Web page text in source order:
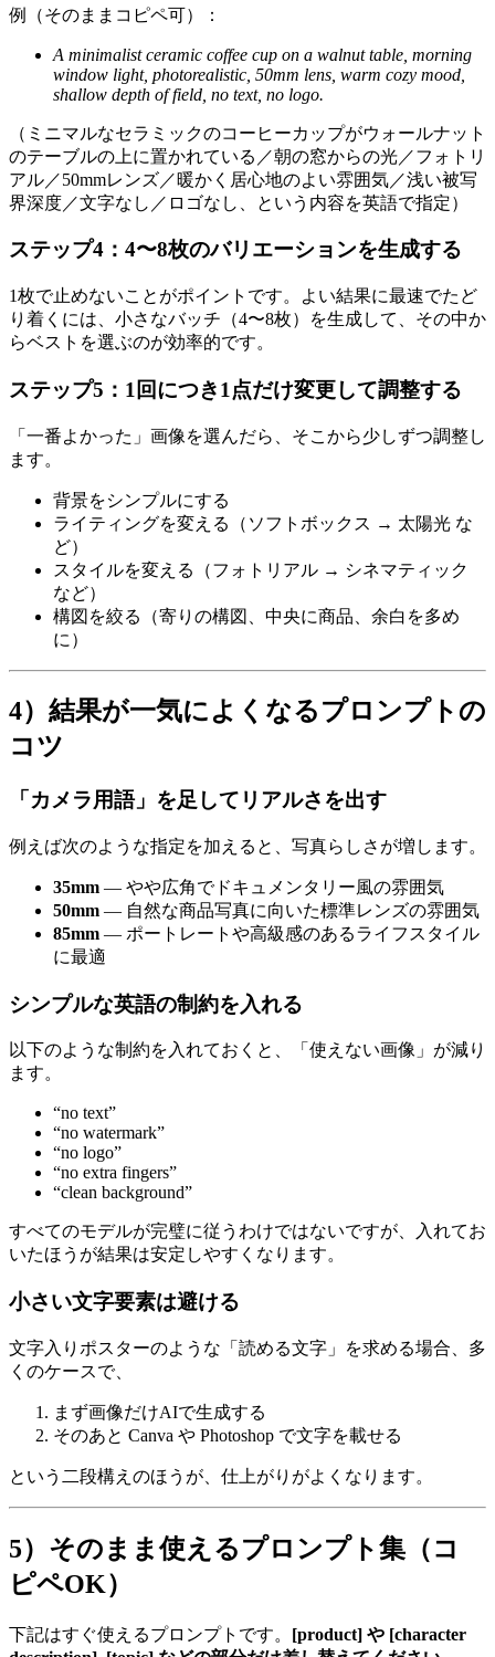
例（そのままコピペ可）：
A minimalist ceramic coffee cup on a walnut table, morning
window light, photorealistic, 50mm lens, warm cozy mood,
shallow depth of field, no text, no logo.
（ミニマルなセラミックのコーヒーカップがウォールナット
のテーブルの上に置かれている／朝の窓からの光／フォトリ
アル／50mmレンズ／暖かく居心地のよい雰囲気／浅い被写
界深度／文字なし／ロゴなし、という内容を英語で指定）
ステップ4：4〜8枚のバリエーションを生成する
1枚で止めないことがポイントです。よい結果に最速でたど
り着くには、小さなバッチ（4〜8枚）を生成して、その中か
らベストを選ぶのが効率的です。
ステップ5：1回につき1点だけ変更して調整する
「一番よかった」画像を選んだら、そこから少しずつ調整し
ます。
背景をシンプルにする
ライティングを変える（ソフトボックス → 太陽光 な
ど）
スタイルを変える（フォトリアル → シネマティック
など）
構図を絞る（寄りの構図、中央に商品、余白を多め
に）
4）結果が一気によくなるプロンプトの
コツ
「カメラ用語」を足してリアルさを出す
例えば次のような指定を加えると、写真らしさが増します。
35mm — やや広角でドキュメンタリー風の雰囲気
50mm — 自然な商品写真に向いた標準レンズの雰囲気
85mm — ポートレートや高級感のあるライフスタイル
に最適
シンプルな英語の制約を入れる
以下のような制約を入れておくと、「使えない画像」が減り
ます。
“no text”
“no watermark”
“no logo”
“no extra fingers”
“clean background”
すべてのモデルが完璧に従うわけではないですが、入れてお
いたほうが結果は安定しやすくなります。
小さい文字要素は避ける
文字入りポスターのような「読める文字」を求める場合、多
くのケースで、
まず画像だけAIで生成する
そのあと Canva や Photoshop で文字を載せる
という二段構えのほうが、仕上がりがよくなります。
5）そのまま使えるプロンプト集（コ
ピペOK）
下記はすぐ使えるプロンプトです。 [product] や [character